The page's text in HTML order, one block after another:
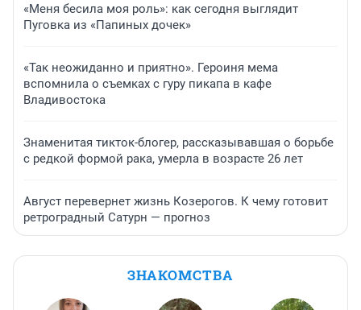
«Меня бесила моя роль»: как сегодня выглядит
Пуговка из «Папиных дочек»
«Так неожиданно и приятно». Героиня мема
вспомнила о съемках с гуру пикапа в кафе
Владивостока
Знаменитая тикток-блогер, рассказывавшая о борьбе
с редкой формой рака, умерла в возрасте 26 лет
Август перевернет жизнь Козерогов. К чему готовит
ретроградный Сатурн — прогноз
ЗНАКОМСТВА